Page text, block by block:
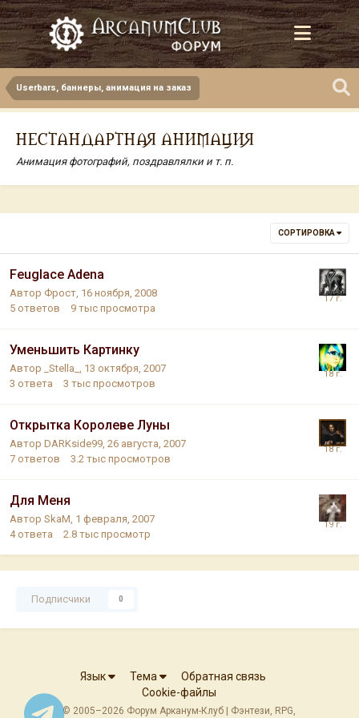
Userbars, баннеры, анимация на заказ
НЕСТАНДАРТНАЯ АНИМАЦИЯ
Анимация фотографий, поздравлялки и т. п.
СОРТИРОВКА
Feuglace Adena
Автор Фрост 16 ноября, 2008
5 ответов 9 тыс просмотра
Уменьшить Картинку
Автор _Stella_
13 октября, 2007
3 ответа 3 тыс просмотров
Открытка Королеве Луны
Автор DARKside99 26 августа, 2007
7 ответов 3.2 тыс просмотров
Для Меня
Автор SkaM 1 февраля, 2007
4 ответа 2.8 тыс просмотр
Подписчики 0
Язык Тема
Обратная связь
Cookie-файлы
© 2005–2026 Форум Арканум-Клуб | Фэнтези, RPG,